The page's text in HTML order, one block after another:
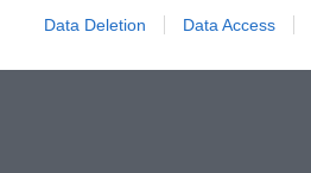
Data Deletion Data Access